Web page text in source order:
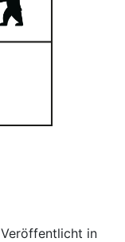
Veröffentlicht in